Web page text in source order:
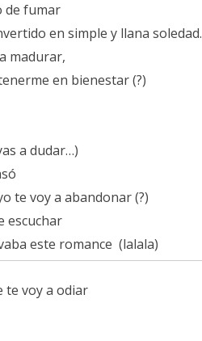
de fumar
en simple y llana soledad.
madurar,
en bienestar (?)
a dudar…)
te voy a abandonar (?)
escuchar
este romance (lalala)
te voy a odiar